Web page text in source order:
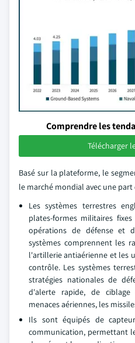
Comprendre les
Télécharger
Basé sur la plateforme, le
le marché mondial avec une part
Les systèmes terrestres
plates-formes militaires
opérations de défense et
systèmes comprennent les
l'artillerie antiaérienne et les
contrôle. Les systèmes
stratégies nationales de
d'alerte rapide, de
menaces aériennes, les
Ils sont équipés de
communication, permettant